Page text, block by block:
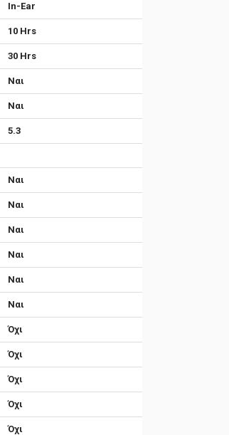
In-Ear
10 Hrs
30 Hrs
Ναι
Ναι
5.3
Ναι
Ναι
Ναι
Ναι
Ναι
Ναι
Όχι
Όχι
Όχι
Όχι
Όχι